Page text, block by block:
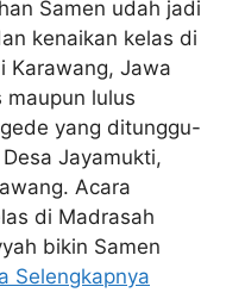
Samen udah jadi
kenaikan kelas di
Karawang, Jawa
maupun lulus
yang ditunggu-
Jayamukti,
Acara
di Madrasah
bikin Samen
Selengkapnya